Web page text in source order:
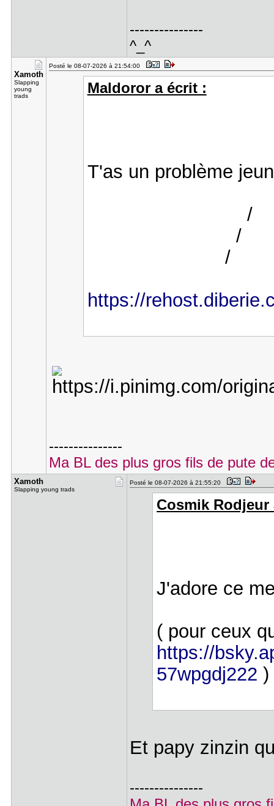
---------------
^_^
Xamoth
Slapping
young
trads
Posté le 08-07-2026 à 21:54:00
Maldoror a écrit :
T'as un problème
/
/
/
https://
---------------
Ma BL des plus gros fils de pute
Xamoth
Slapping young trads
Posté le 08-07-2026 à 21:55:20
Cosmik Rodjeur
J'adore ce
( pour ceux
https://
57wpgdj222 )
Et papy zinzin
---------------